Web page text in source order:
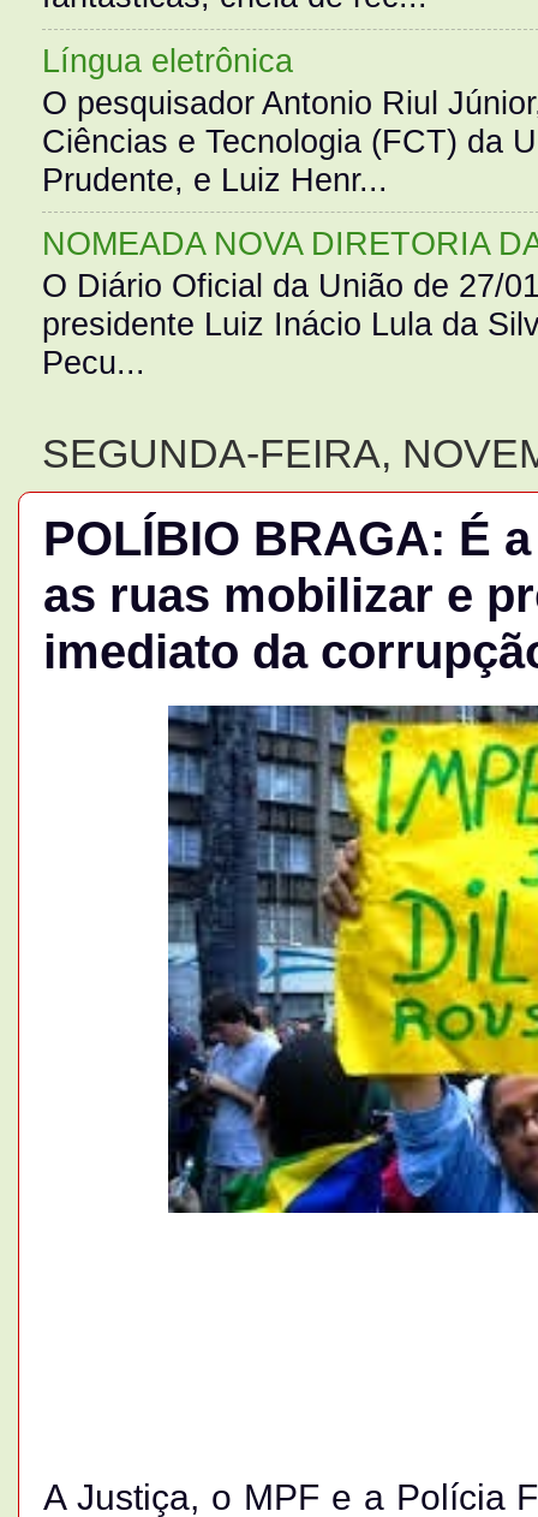
Língua eletrônica
O pesquisador Antonio Riul
Ciências e Tecnologia (FCT) da
Prudente, e Luiz Henr...
NOMEADA NOVA DIRETORIA
O Diário Oficial da União de 27/
presidente Luiz Inácio Lula da
Pecu...
SEGUNDA-FEIRA,
POLÍBIO BRAGA: É
as ruas mobilizar e
imediato da
A Justiça, o MPF e a Polícia